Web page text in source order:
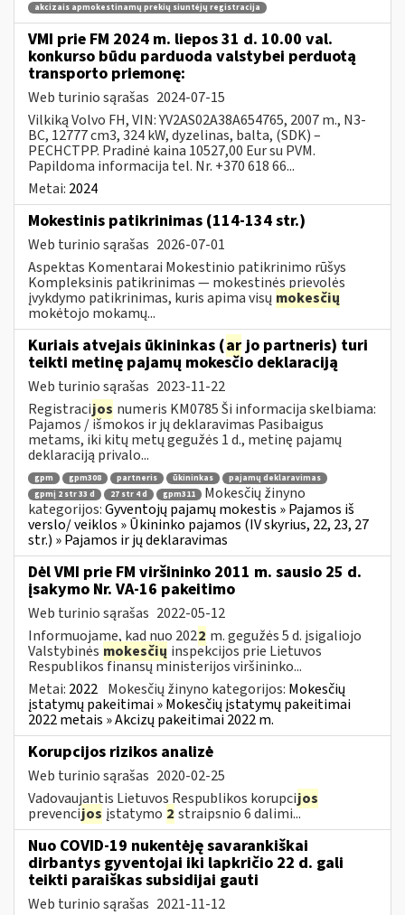
akcizais apmokestinamų prekių siuntėjų registracija
VMI prie FM 2024 m. liepos 31 d. 10.00 val.
konkurso būdu parduoda valstybei perduotą
transporto priemonę:
Web turinio sąrašas 2024-07-15
Vilkiką Volvo FH, VIN: YV2AS02A38A654765, 2007 m., N3-
BC, 12777 cm3, 324 kW, dyzelinas, balta, (SDK) –
PECHCTPP. Pradinė kaina 10527,00 Eur su PVM.
Papildoma informacija tel. Nr. +370 618 66...
Metai: 2024
Mokestinis patikrinimas (114-134 str.)
Web turinio sąrašas 2026-07-01
Aspektas Komentarai Mokestinio patikrinimo rūšys
Kompleksinis patikrinimas — mokestinės prievolės
įvykdymo patikrinimas, kuris apima visų mokesčių
mokėtojo mokamų...
Kuriais atvejais ūkininkas (arjo partneris) turi
teikti metinę pajamų mokesčio deklaraciją
Web turinio sąrašas 2023-11-22
Registracijos numeris KM0785 Ši informacija skelbiama:
Pajamos / išmokos ir jų deklaravimas Pasibaigus
metams, iki kitų metų gegužės 1 d., metinę pajamų
deklaraciją privalo...
gpm gpm308 partneris ūkininkas
pajamų deklaravimas
gpmį 2 str 33 d
27 str 4 d gpm311
Mokesčių žinyno
kategorijos:Gyventojų pajamų mokestis » Pajamos iš
verslo/ veiklos » Ūkininko pajamos (IV skyrius, 22, 23, 27
str.) » Pajamos ir jų deklaravimas
Dėl VMI prie FM viršininko 2011 m. sausio 25 d.
įsakymo Nr. VA-16 pakeitimo
Web turinio sąrašas 2022-05-12
Informuojame, kad nuo 2022 m. gegužės 5 d. įsigaliojo
Valstybinės mokesčių inspekcijos prie Lietuvos
Respublikos finansų ministerijos viršininko...
Metai: 2022 Mokesčių žinyno kategorijos: Mokesčių
įstatymų pakeitimai » Mokesčių įstatymų pakeitimai
2022 metais » Akcizų pakeitimai 2022 m.
Korupcijos rizikos analizė
Web turinio sąrašas 2020-02-25
Vadovaujantis Lietuvos Respublikos korupcijos
prevencijos įstatymo 2 straipsnio 6 dalimi...
Nuo COVID-19 nukentėję savarankiškai
dirbantys gyventojai iki lapkričio 22 d. gali
teikti paraiškas subsidijai gauti
Web turinio sąrašas 2021-11-12